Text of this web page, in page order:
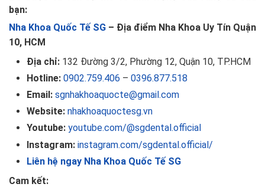
bạn:
Nha Khoa Quốc Tế SG – Địa điểm Nha Khoa Uy Tín Quận
10, HCM
Địa chỉ: 132 Đường 3/2, Phường 12, Quận 10, TP.HCM
Hotline: 0902.759.406 – 0396.877.518
Email: sgnhakhoaquocte@gmail.com
Website: nhakhoaquoctesg.vn
Youtube: youtube.com/@sgdental.official
Instagram: instagram.com/sgdental.official/
Liên hệ ngay Nha Khoa Quốc Tế SG
Cam kết: